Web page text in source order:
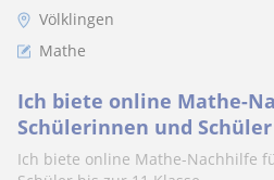
Völklingen
Mathe
Ich biete online Mathe-
Schülerinnen und
Ich biete online Mathe-Nachhilfe